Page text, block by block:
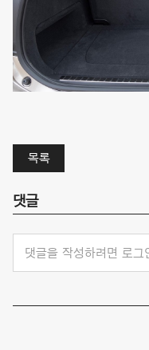
목록
댓글
댓글을 작성하려면 로그